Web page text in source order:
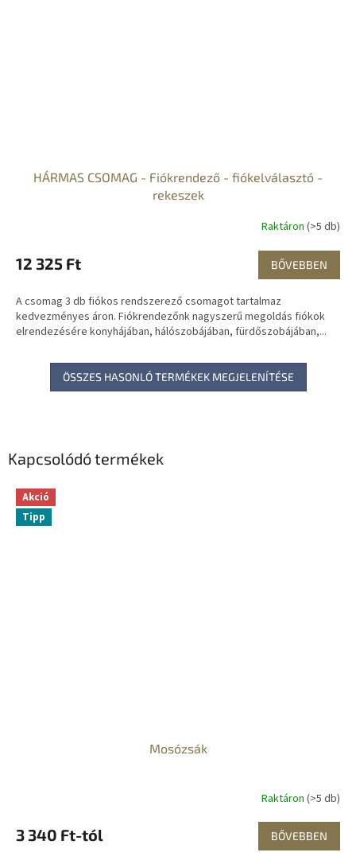
Kapcsolódó termékek
Akció
Tipp
Mosózsák
Raktáron (>5 db)
3 340 Ft-tól BŐVEBBEN
HÁRMAS CSOMAG - Fiókrendező - fiókelválasztó -
rekeszek
Raktáron (>5 db)
12 325 Ft BŐVEBBEN
A csomag 3 db fiókos rendszerező csomagot tartalmaz
kedvezményes áron. Fiókrendezőnk nagyszerű megoldás fiókok
elrendezésére konyhájában, hálószobájában, fürdőszobájában,...
ÖSSZES HASONLÓ TERMÉKEK MEGJELENÍTÉSE